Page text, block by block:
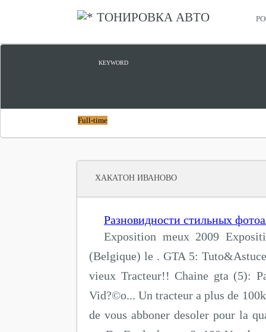
ТОНИРОВКА АВТО
KEYWORD
Full-time
ХАКАТОН ИВАНОВО
Разновидности стильных
Exposition meux 2009
(Belgique) le . GTA 5:
vieux Tracteur!! Chaine gta (5):
Vid?©o... Un tracteur a plus de
de vous abboner desoler pour la